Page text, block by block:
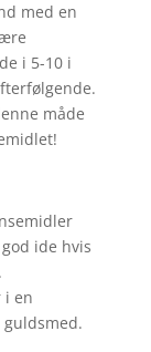
med en
i 5-10 i
måde
ide hvis
i en